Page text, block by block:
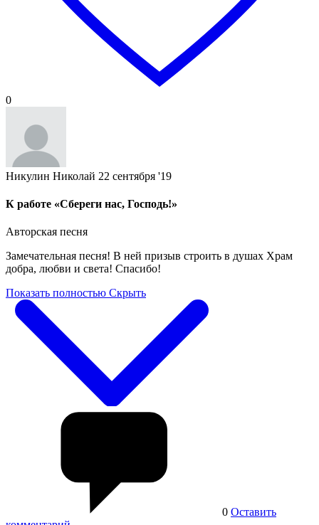
0
Никулин Николай 22 сентября '19
К работе «Сбереги нас, Господь!»
Авторская песня
Замечательная песня! В ней призыв строить в душах Храм
добра, любви и света! Спасибо!
Показать полностью Скрыть
0 Оставить